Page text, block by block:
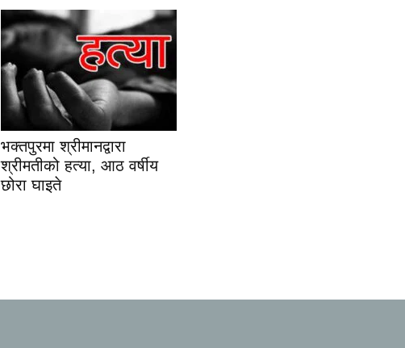
भक्तपुरमा श्रीमानद्वारा
श्रीमतीको हत्या, आठ वर्षीय
छोरा घाइते